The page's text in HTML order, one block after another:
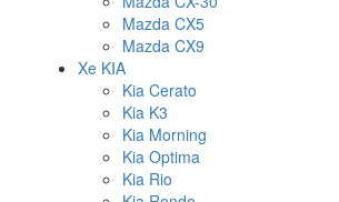
Mazda CX5
Mazda CX9
Xe KIA
Kia Cerato
Kia K3
Kia Morning
Kia Optima
Kia Rio